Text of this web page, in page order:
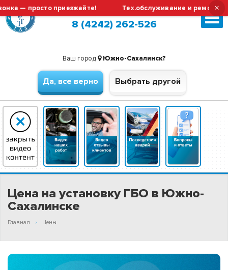
приезжайте! Тех.обслуживание и ремонт ГБО ×
Южно-Сахалинск (сменить город?)
8 (4242) 262-526
Ваш город Южно-Сахалинск?
Да, все верно Выбрать другой
Цена на установку ГБО в Южно-
Сахалинске
Главная Цены